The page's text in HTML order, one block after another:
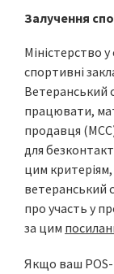
Залучення
Міністерство
спортивні
Ветеранський
працювати,
продавця
для
цим
ветеранський
про участь у
за цим
Якщо ваш POS-